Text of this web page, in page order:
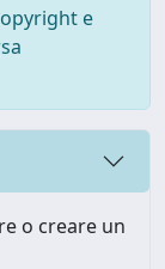
e
o creare un